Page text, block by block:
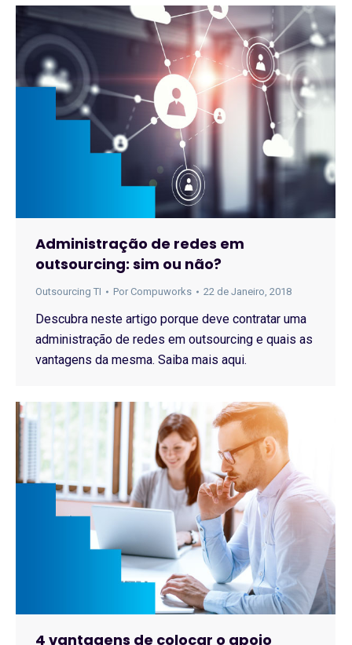
Administração de redes em
outsourcing: sim ou não?
Outsourcing TI Por Compuworks 22 de Janeiro, 2018
Descubra neste artigo porque deve contratar uma
administração de redes em outsourcing e quais as
vantagens da mesma. Saiba mais aqui.
4 vantagens de colocar o apoio